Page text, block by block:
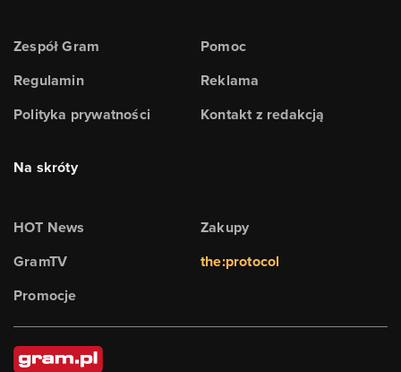
Zespół Gram
Regulamin
Polityka prywatności
Pomoc
Reklama
Kontakt z redakcją
Na skróty
HOT News
GramTV
Promocje
Zakupy
the:protocol